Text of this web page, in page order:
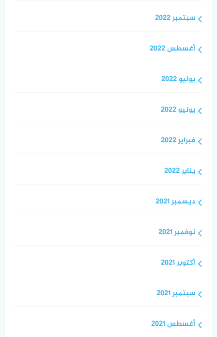
سبتمبر 2022
أغسطس 2022
يوليو 2022
يونيو 2022
فبراير 2022
يناير 2022
ديسمبر 2021
نوفمبر 2021
أكتوبر 2021
سبتمبر 2021
أغسطس 2021